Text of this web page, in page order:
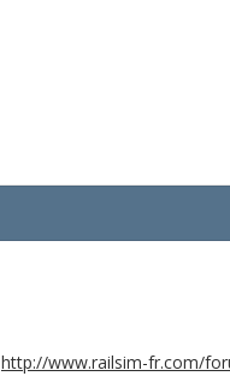
http://www.railsim-fr.com/